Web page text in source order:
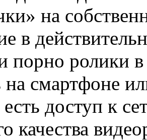
на
в
порно ролики
на смартфоне
есть доступ к
качества